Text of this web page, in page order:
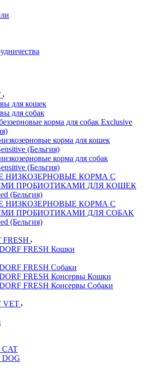
для кошек
для собак
корма для собак Exclusive
корма для кошек
(Бельгия)
корма для собак
(Бельгия)
НИЗКОЗЕРНОВЫЕ КОРМА С
ПРОБИОТИКАМИ ДЛЯ КОШЕК
(Бельгия)
НИЗКОЗЕРНОВЫЕ КОРМА С
ПРОБИОТИКАМИ ДЛЯ СОБАК
(Бельгия)
FRESH Кошки
FRESH Собаки
FRESH Консервы Кошки
FRESH Консервы Собаки
VET
CAT
DOG